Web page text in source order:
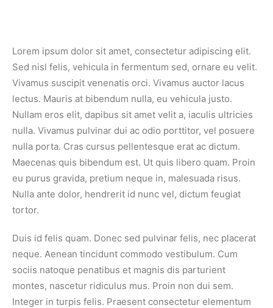
Lorem ipsum dolor sit amet, consectetur adipiscing elit.
Sed nisl felis, vehicula in fermentum sed, ornare eu velit.
Vivamus suscipit venenatis orci. Vivamus auctor lacus
lectus. Mauris at bibendum nulla, eu vehicula justo.
Nullam eros elit, dapibus sit amet velit a, iaculis ultricies
nulla. Vivamus pulvinar dui ac odio porttitor, vel posuere
nulla porta. Cras cursus pellentesque erat ac dictum.
Maecenas quis bibendum est. Ut quis libero quam. Proin
eu purus gravida, pretium neque in, malesuada risus.
Nulla ante dolor, hendrerit id nunc vel, dictum feugiat
tortor.
Duis id felis quam. Donec sed pulvinar felis, nec placerat
neque. Aenean tincidunt commodo vestibulum. Cum
sociis natoque penatibus et magnis dis parturient
montes, nascetur ridiculus mus. Proin non dui sem.
Integer in turpis felis. Praesent consectetur elementum